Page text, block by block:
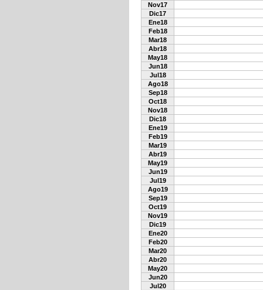
Nov17
Dic17
Ene18
Feb18
Mar18
Abr18
May18
Jun18
Jul18
Ago18
Sep18
Oct18
Nov18
Dic18
Ene19
Feb19
Mar19
Abr19
May19
Jun19
Jul19
Ago19
Sep19
Oct19
Nov19
Dic19
Ene20
Feb20
Mar20
Abr20
May20
Jun20
Jul20